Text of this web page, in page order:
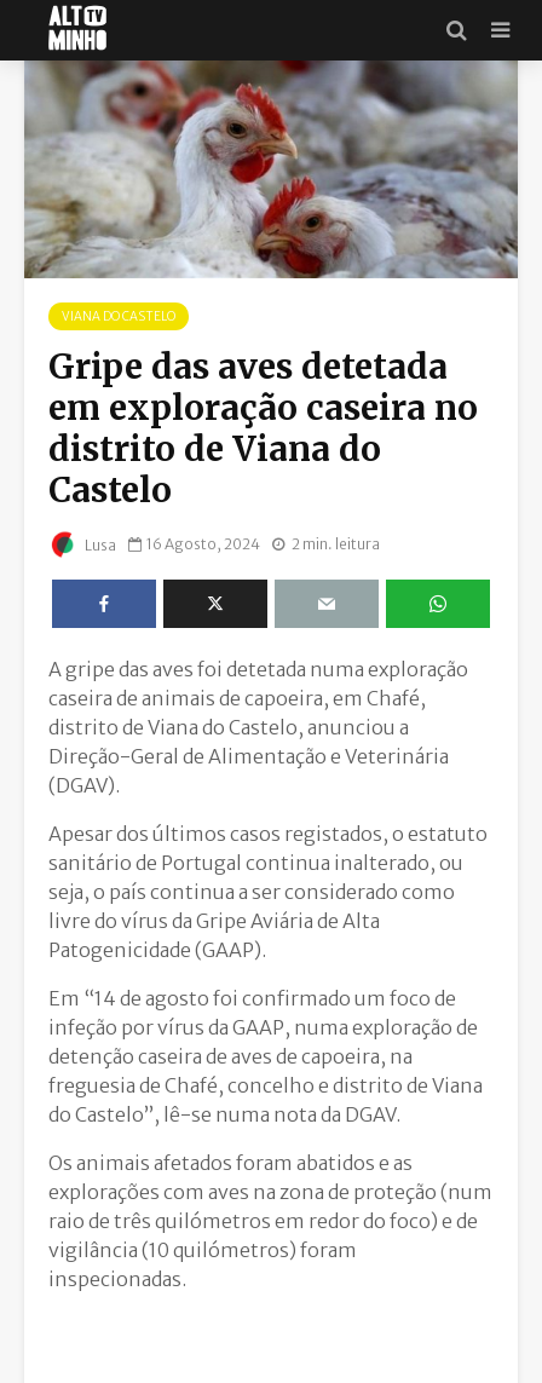
VIANA DO CASTELO
Gripe das aves detetada
em exploração caseira no
distrito de Viana do
Castelo
Lusa 16 Agosto, 2024 2 min. leitura
A gripe das aves foi detetada numa exploração
caseira de animais de capoeira, em Chafé,
distrito de Viana do Castelo, anunciou a
Direção-Geral de Alimentação e Veterinária
(DGAV).
Apesar dos últimos casos registados, o estatuto
sanitário de Portugal continua inalterado, ou
seja, o país continua a ser considerado como
livre do vírus da Gripe Aviária de Alta
Patogenicidade (GAAP).
Em “14 de agosto foi confirmado um foco de
infeção por vírus da GAAP, numa exploração de
detenção caseira de aves de capoeira, na
freguesia de Chafé, concelho e distrito de Viana
do Castelo”, lê-se numa nota da DGAV.
Os animais afetados foram abatidos e as
explorações com aves na zona de proteção (num
raio de três quilómetros em redor do foco) e de
vigilância (10 quilómetros) foram
inspecionadas.